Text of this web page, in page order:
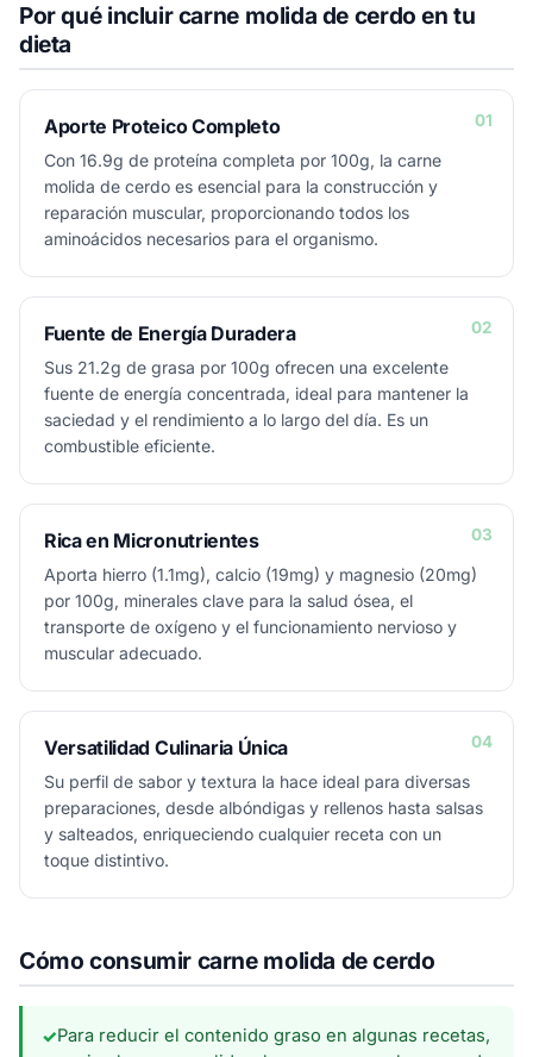
Por qué incluir carne molida de cerdo en tu
dieta
01
Aporte Proteico Completo
Con 16.9g de proteína completa por 100g, la carne
molida de cerdo es esencial para la construcción y
reparación muscular, proporcionando todos los
aminoácidos necesarios para el organismo.
02
Fuente de Energía Duradera
Sus 21.2g de grasa por 100g ofrecen una excelente
fuente de energía concentrada, ideal para mantener la
saciedad y el rendimiento a lo largo del día. Es un
combustible eficiente.
03
Rica en Micronutrientes
Aporta hierro (1.1mg), calcio (19mg) y magnesio (20mg)
por 100g, minerales clave para la salud ósea, el
transporte de oxígeno y el funcionamiento nervioso y
muscular adecuado.
04
Versatilidad Culinaria Única
Su perfil de sabor y textura la hace ideal para diversas
preparaciones, desde albóndigas y rellenos hasta salsas
y salteados, enriqueciendo cualquier receta con un
toque distintivo.
Cómo consumir carne molida de cerdo
✓Para reducir el contenido graso en algunas recetas,